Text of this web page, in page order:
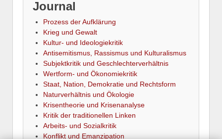
Journal
Prozess der Aufklärung
Krieg und Gewalt
Kultur- und Ideologiekritik
Antisemitismus, Rassismus und Kulturalismus
Subjektkritik und Geschlechterverhältnis
Wertform- und Ökonomiekritik
Staat, Nation, Demokratie und Rechtsform
Naturverhältnis und Ökologie
Krisentheorie und Krisenanalyse
Kritik der traditionellen Linken
Arbeits- und Sozialkritik
Konflikt und Emanzipation